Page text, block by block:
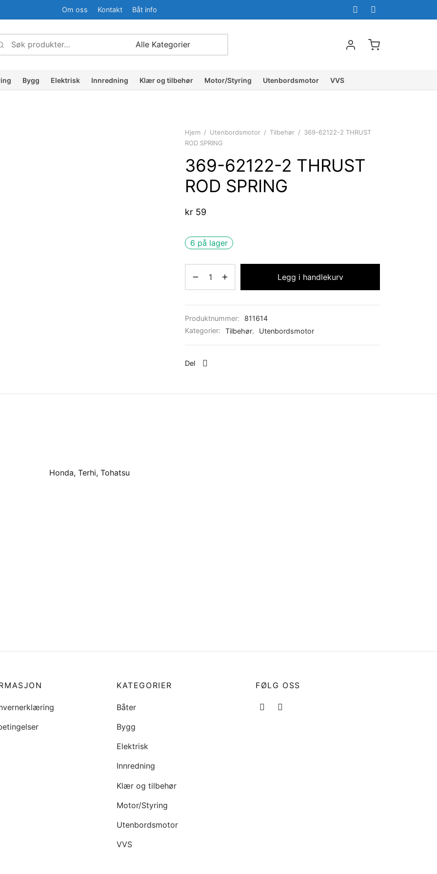
Om oss Kontakt Båt info
etter:
Bygg Elektrisk Innredning Klær og tilbehør Motor/Styring Utenbordsmotor VVS
Hjem / Utenbordsmotor / Tilbehør / 369-62122-2 THRUST
ROD SPRING
369-62122-2 THRUST
ROD SPRING
kr 59
6 på lager
Legg i handlekurv
Produktnummer:
811614
Kategorier:
Tilbehør, Utenbordsmotor
Del
Honda, Terhi, Tohatsu
KATEGORIER
Båter
Bygg
Elektrisk
Innredning
Klær og tilbehør
Motor/Styring
Utenbordsmotor
VVS
FØLG OSS